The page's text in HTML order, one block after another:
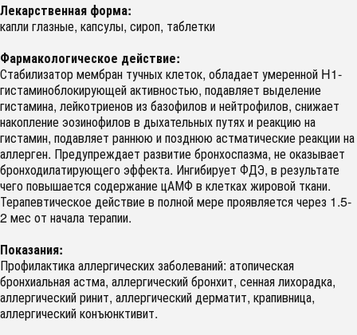
Лекарственная форма:
капли глазные, капсулы, сироп, таблетки
Фармакологическое действие:
Стабилизатор мембран тучных клеток, обладает умеренной H1-
гистаминоблокирующей активностью, подавляет выделение
гистамина, лейкотриенов из базофилов и нейтрофилов, снижает
накопление эозинофилов в дыхательных путях и реакцию на
гистамин, подавляет раннюю и позднюю астматические реакции на
аллерген. Предупреждает развитие бронхоспазма, не оказывает
бронходилатирующего эффекта. Ингибирует ФДЭ, в результате
чего повышается содержание цАМФ в клетках жировой ткани.
Терапевтическое действие в полной мере проявляется через 1.5-
2 мес от начала терапии.
Показания:
Профилактика аллергических заболеваний: атопическая
бронхиальная астма, аллергический бронхит, сенная лихорадка,
аллергический ринит, аллергический дерматит, крапивница,
аллергический конъюнктивит.